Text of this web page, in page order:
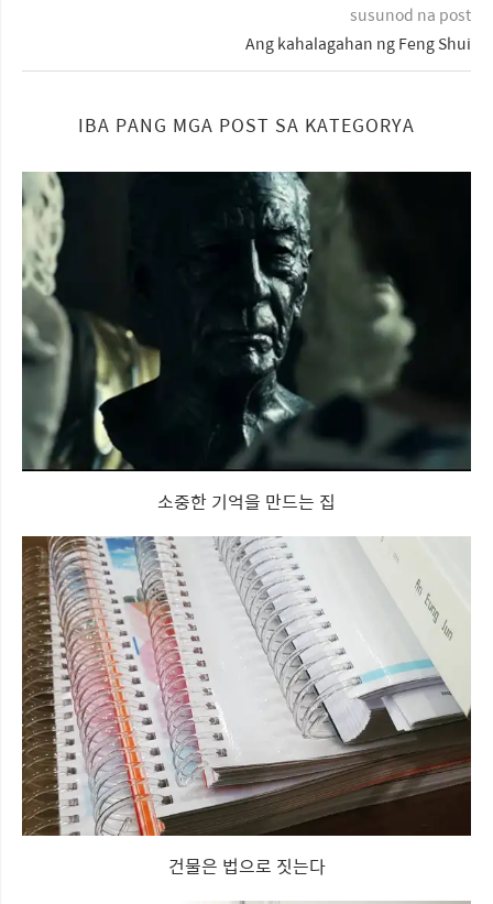
susunod na post
Ang kahalagahan ng Feng Shui
IBA PANG MGA POST SA KATEGORYA
소중한 기억을 만드는 집
건물은 법으로 짓는다